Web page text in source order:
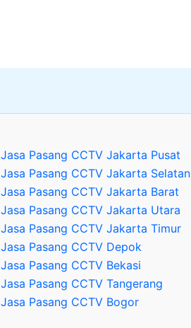
Jasa Pasang CCTV Jakarta Pusat
Jasa Pasang CCTV Jakarta Selatan
Jasa Pasang CCTV Jakarta Barat
Jasa Pasang CCTV Jakarta Utara
Jasa Pasang CCTV Jakarta Timur
Jasa Pasang CCTV Depok
Jasa Pasang CCTV Bekasi
Jasa Pasang CCTV Tangerang
Jasa Pasang CCTV Bogor